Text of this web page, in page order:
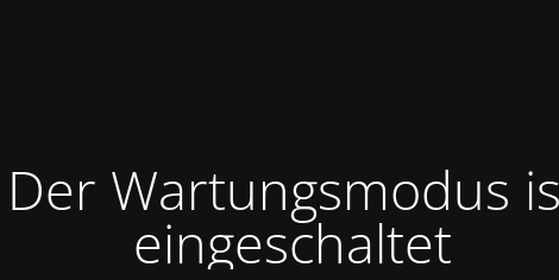
Der Wartungsmodus
eingeschaltet